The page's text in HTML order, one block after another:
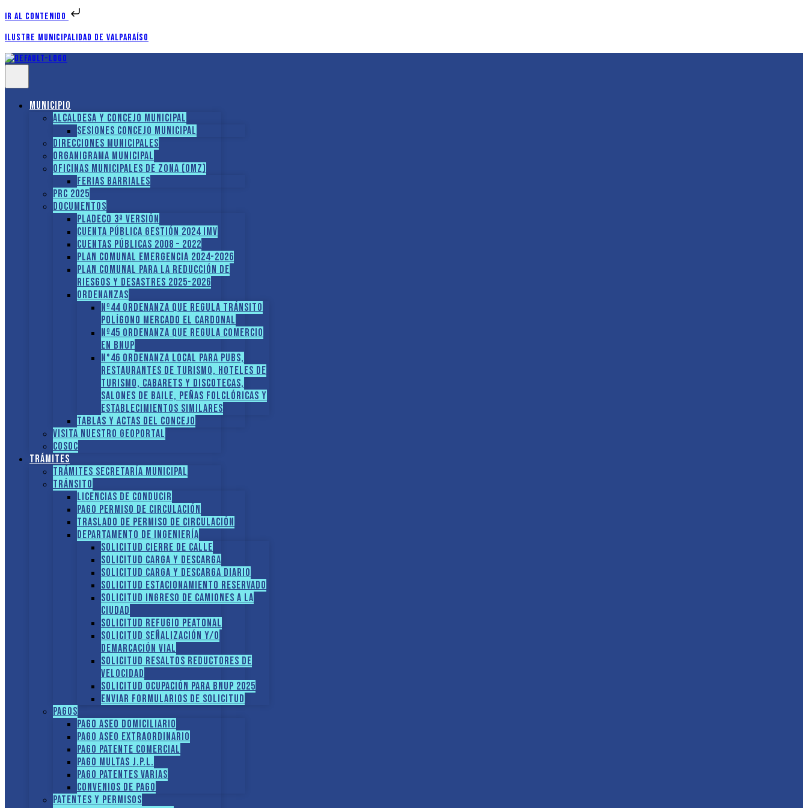
Ir al contenido
Ilustre Municipalidad de Valparaíso
Municipio
Alcaldesa y Concejo Municipal
Sesiones Concejo Municipal
Direcciones municipales
Organigrama Municipal
Oficinas Municipales de Zona (OMZ)
Ferias Barriales
PRC 2025
Documentos
PLADECO 3ª VERSIÓN
CUENTA PÚBLICA GESTIÓN 2024 IMV
Cuentas Públicas 2008 – 2022
PLAN COMUNAL EMERGENCIA 2024-2026
PLAN COMUNAL PARA LA REDUCCIÓN DE
RIESGOS Y DESASTRES 2025-2026
ORDENANZAS
Nº44 Ordenanza que regula tránsito
Polígono Mercado El Cardonal
Nº45 Ordenanza que regula comercio
en BNUP
N°46 Ordenanza local para pubs,
restaurantes de turismo, hoteles de
turismo, cabarets y discotecas,
salones de baile, peñas folclóricas y
establecimientos similares
Tablas y Actas del Concejo
Visita nuestro GEOPORTAL
COSOC
Trámites
Trámites Secretaría Municipal
Tránsito
Licencias de conducir
Pago Permiso de Circulación
Traslado de Permiso de circulación
Departamento de Ingeniería
Solicitud Cierre de calle
Solicitud Carga y descarga
Solicitud Carga y descarga diario
Solicitud Estacionamiento reservado
Solicitud Ingreso de camiones a la
ciudad
Solicitud Refugio peatonal
Solicitud Señalización y/o
demarcación vial
Solicitud Resaltos reductores de
velocidad
Solicitud Ocupación para BNUP 2025
ENVIAR FORMULARIOS DE SOLICITUD
Pagos
Pago Aseo domiciliario
Pago Aseo extraordinario
Pago Patente comercial
Pago multas J.P.L.
Pago Patentes varias
Convenios de pago
Patentes y Permisos